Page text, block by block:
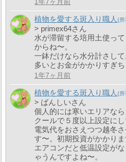
1年7ヶ月前
植物を愛する斑入り職人
> primex64さん
水が滞留する培用土使っ
からね〜。
一鉢だけなら水分計さし
多いとお金がかかりすぎ
1年7ヶ月前
植物を愛する斑入り職人
> ばんしいさん
個人的には寒いエリアな
クールで５度以上設定にし
電気代をおさえつつ越冬
す〜。初期投資がかかりま
エアコンだと低温設定が
ゃうんですよね〜。